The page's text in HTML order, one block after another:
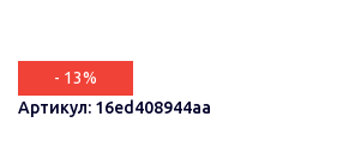
- 13%
Артикул: 16ed408944aa